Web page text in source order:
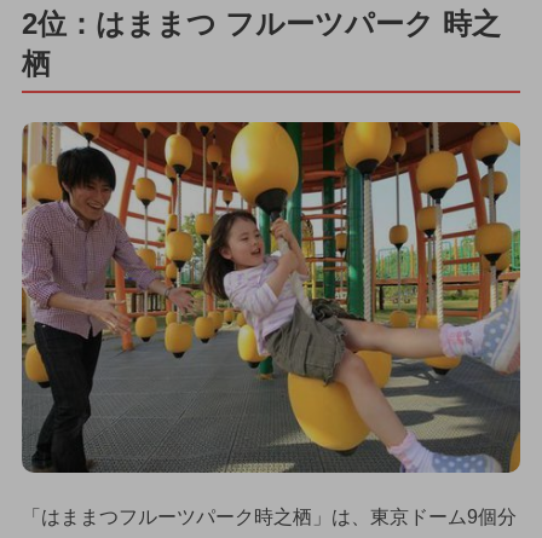
2位：はままつ フルーツパーク 時之
栖
「はままつフルーツパーク時之栖」は、東京ドーム9個分